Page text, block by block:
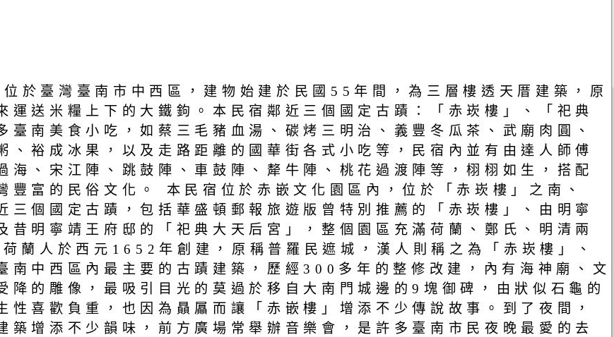
臺灣臺南市中西區，建物始建於民國55年間，為三層樓透天厝建築，原
運送米糧上下的大鐵鉤。本民宿鄰近三個國定古蹟：「赤崁樓」、「祀典
臺南美食小吃，如蔡三毛豬血湯、碳烤三明治、義豐冬瓜茶、武廟肉圓、
、裕成冰果，以及走路距離的國華街各式小吃等，民宿內並有由達人師傅
海、宋江陣、跳鼓陣、車鼓陣、犛牛陣、桃花過渡陣等，栩栩如生，搭配
豐富的民俗文化。 本民宿位於赤嵌文化園區內，位於「赤崁樓」之南、
三個國定古蹟，包括華盛頓郵報旅遊版曾特別推薦的「赤崁樓」、由明寧
昔明寧靖王府邸的「祀典大天后宮」，整個園區充滿荷蘭、鄭氏、明清兩
蘭人於西元1652年創建，原稱普羅民遮城，漢人則稱之為「赤崁樓」、
南中西區內最主要的古蹟建築，歷經300多年的整修改建，內有海神廟、文
降的雕像，最吸引目光的莫過於移自大南門城邊的9塊御碑，由狀似石龜的
性喜歡負重，也因為贔屭而讓「赤嵌樓」增添不少傳說故事。到了夜間，
築增添不少韻味，前方廣場常舉辦音樂會，是許多臺南市民夜晚最愛的去